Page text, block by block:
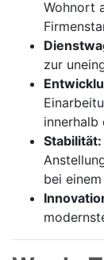
Wohnort
zur
innerhalb
Stabilität:
bei